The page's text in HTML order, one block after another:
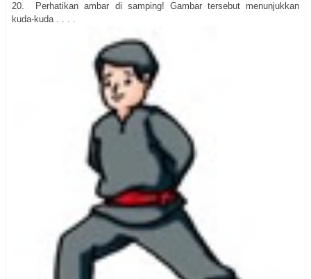
20.
Perhatikan ambar di samping! Gambar tersebut menunjukkan
kuda-kuda . . . .